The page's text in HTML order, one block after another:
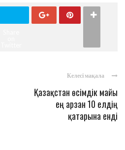
Келесі мақала
Қазақстан өсімдік майы
ең арзан 10 елдің
қатарына енді